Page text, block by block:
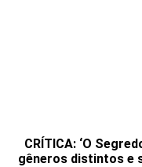
CRÍTICA: ‘O
gêneros distintos e